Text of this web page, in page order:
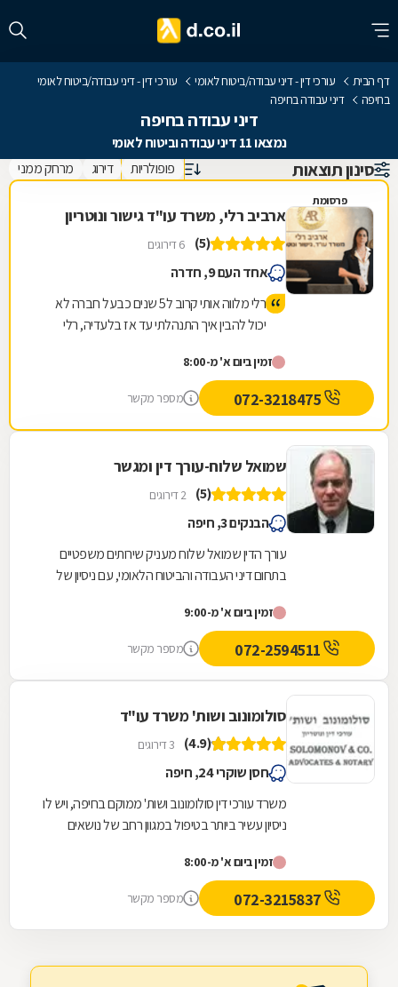
דף הבית עורכי דין - דיני עבודה/ביטוח לאומי
עורכי דין - דיני עבודה/ביטוח לאומי
בחיפה
דיני עבודה בחיפה
דיני עבודה בחיפה
נמצאו 11 דיני עבודה וביטוח לאומי
סינון תוצאות פופולריות דירוג מרחק ממני
פרסומת
ארביב רלי, משרד עו"ד גישור ונוטריון
(5) 6 דירוגים
אחד העם 9, חדרה
רלי מלווה אותי קרוב ל5 שנים כבעל חברה לא
יכול להבין איך התנהלתי עד אז בלעדיה, רלי
מתפשרת על כלום ותמיד שם כדי למצוא
פתרונות ובעיקר לשמור עלי ועל החברה שלי, מי
שישתמש בשירות של רלי רק ירויח בגדול
זמין ביום א' מ-8:00
מספר מקשר
שמואל שלוח-עורך דין ומגשר
(5) 2 דירוגים
הבנקים 3, חיפה
עורך הדין שמואל שלוח מעניק שירותים משפטיים
בתחום דיני העבודה והביטוח הלאומי, עם ניסיון של
והגורמים...
זמין ביום א' מ-9:00
מספר מקשר
סולומונוב ושות' משרד עו"ד
(4.9) 3 דירוגים
חסן שוקרי 24, חיפה
משרד עורכי דין סולומונוב ושות' ממוקם בחיפה, ויש לו
ניסיון עשיר ביותר בטיפול במגוון רחב של נושאים
זמין ביום א' מ-8:00
מספר מקשר